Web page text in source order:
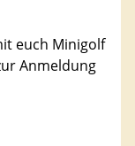
euch Minigolf
Anmeldung